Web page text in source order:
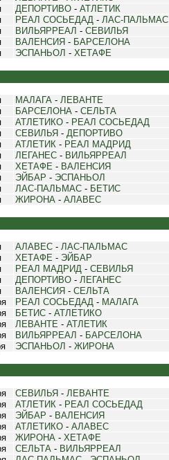
ДЕПОРТИВО - АТЛЕТИК
РЕАЛ СОСЬЕДАД - ЛАС-ПАЛЬМАС
ВИЛЬЯРРЕАЛ - СЕВИЛЬЯ
ВАЛЕНСИЯ - БАРСЕЛОНА
ЭСПАНЬОЛ - ХЕТАФЕ
МАЛАГА - ЛЕВАНТЕ
БАРСЕЛОНА - СЕЛЬТА
АТЛЕТИКО - РЕАЛ СОСЬЕДАД
СЕВИЛЬЯ - ДЕПОРТИВО
АТЛЕТИК - РЕАЛ МАДРИД
ЛЕГАНЕС - ВИЛЬЯРРЕАЛ
ХЕТАФЕ - ВАЛЕНСИЯ
ЭЙБАР - ЭСПАНЬОЛ
ЛАС-ПАЛЬМАС - БЕТИС
ЖИРОНА - АЛАВЕС
АЛАВЕС - ЛАС-ПАЛЬМАС
ХЕТАФЕ - ЭЙБАР
РЕАЛ МАДРИД - СЕВИЛЬЯ
ДЕПОРТИВО - ЛЕГАНЕС
ВАЛЕНСИЯ - СЕЛЬТА
РЕАЛ СОСЬЕДАД - МАЛАГА
БЕТИС - АТЛЕТИКО
ЛЕВАНТЕ - АТЛЕТИК
ВИЛЬЯРРЕАЛ - БАРСЕЛОНА
ЭСПАНЬОЛ - ЖИРОНА
СЕВИЛЬЯ - ЛЕВАНТЕ
АТЛЕТИК - РЕАЛ СОСЬЕДАД
ЭЙБАР - ВАЛЕНСИЯ
АТЛЕТИКО - АЛАВЕС
ЖИРОНА - ХЕТАФЕ
СЕЛЬТА - ВИЛЬЯРРЕАЛ